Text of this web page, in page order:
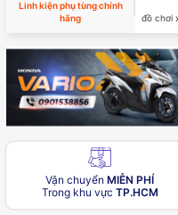
Linh kiện phụ tùng chính
hãng
đồ chơi
Vận chuyển MIỄN PHÍ
Trong khu vực TP.HCM